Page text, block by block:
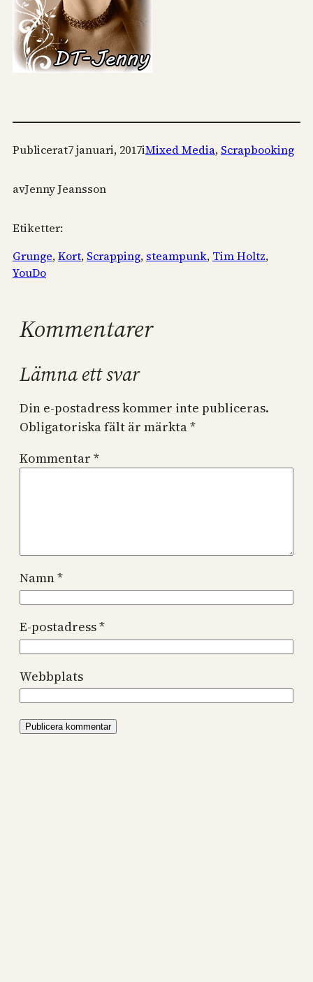
Publicerat7 januari, 2017iMixed Media, Scrapbooking
avJenny Jeansson
Etiketter:
Grunge, Kort, Scrapping, steampunk, Tim Holtz
YouDo
Kommentarer
Lämna ett svar
Din e-postadress kommer inte publiceras.
Obligatoriska fält är märkta*
Kommentar *
Namn*
E-postadress*
Webbplats